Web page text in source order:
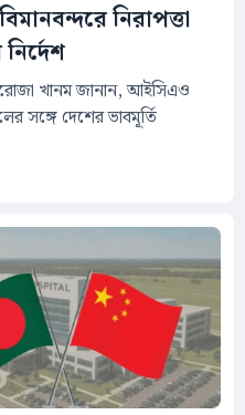
নিরাপত্তা
খানম জানান, আইসিএও
সঙ্গে দেশের ভাবমূর্তি